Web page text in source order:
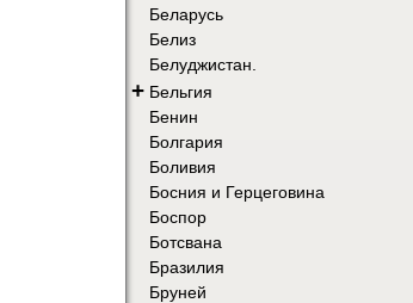
Беларусь
Белиз
Белуджистан.
+ Бельгия
Бенин
Болгария
Боливия
Босния и Герцеговина
Боспор
Ботсвана
Бразилия
Бруней